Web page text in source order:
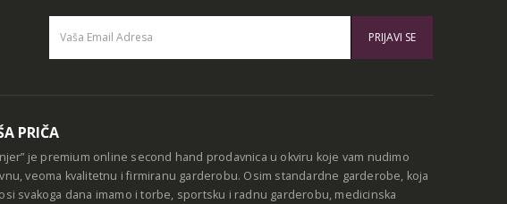
PRIČA
je premium online second hand prodavnica u okviru koje vam nudimo
veoma kvalitetnu i firmiranu garderobu. Osim standardne garderobe, koja
svakoga dana imamo i torbe, sportsku i radnu garderobu, medicinska